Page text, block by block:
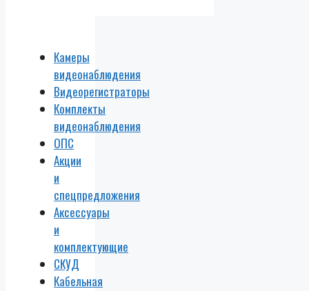
Камеры
видеонаблюдения
Видеорегистраторы
Комплекты
видеонаблюдения
ОПС
Акции
и
спецпредложения
Аксессуары
и
комплектующие
СКУД
Кабельная